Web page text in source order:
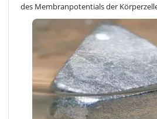
des Membranpotentials der